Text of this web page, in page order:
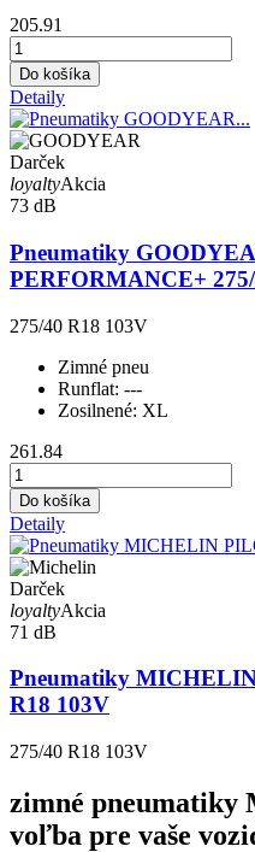
205.91
Do košíka
Detaily
Darček
loyaltyAkcia
73 dB
Pneumatiky
PERFORMANCE+
275/40 R18 103V
Zimné pneu
Runflat: ---
Zosilnené: XL
261.84
Do košíka
Detaily
Darček
loyaltyAkcia
71 dB
Pneumatiky
R18 103V
275/40 R18 103V
zimné pneumatiky
voľba pre vaše